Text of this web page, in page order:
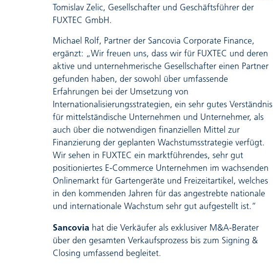
Tomislav Zelic, Gesellschafter und Geschäftsführer der
FUXTEC GmbH.
Michael Rolf, Partner der Sancovia Corporate Finance,
ergänzt: „Wir freuen uns, dass wir für FUXTEC und deren
aktive und unternehmerische Gesellschafter einen Partner
gefunden haben, der sowohl über umfassende
Erfahrungen bei der Umsetzung von
Internationalisierungsstrategien, ein sehr gutes Verständnis
für mittelständische Unternehmen und Unternehmer, als
auch über die notwendigen finanziellen Mittel zur
Finanzierung der geplanten Wachstumsstrategie verfügt.
Wir sehen in FUXTEC ein marktführendes, sehr gut
positioniertes E-Commerce Unternehmen im wachsenden
Onlinemarkt für Gartengeräte und Freizeitartikel, welches
in den kommenden Jahren für das angestrebte nationale
und internationale Wachstum sehr gut aufgestellt ist.“
Sancovia hat die Verkäufer als exklusiver M&A-Berater
über den gesamten Verkaufsprozess bis zum Signing &
Closing umfassend begleitet.